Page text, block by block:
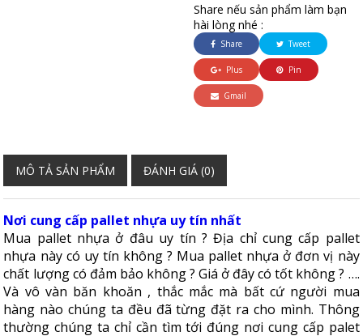
Share nếu sản phẩm làm bạn
hài lòng nhé :
Share Tweet
Plus Pin
Gmail
MÔ TẢ SẢN PHẨM ĐÁNH GIÁ (0)
Nơi cung cấp pallet nhựa uy tín nhất
Mua pallet nhựa ở đâu uy tín ? Địa chỉ cung cấp pallet
nhựa này có uy tín không ? Mua pallet nhựa ở đơn vị này
chất lượng có đảm bảo không ? Giá ở đây có tốt không ? ….
Và vô vàn băn khoăn , thắc mắc mà bất cứ người mua
hàng nào chúng ta đều đã từng đặt ra cho mình. Thông
thường chúng ta chỉ cần tìm tới đúng nơi cung cấp palet